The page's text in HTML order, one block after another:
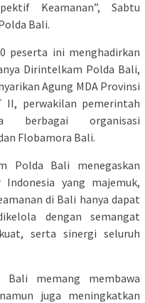
Keamanan”, Sabtu
Bali.
peserta ini menghadirkan
Dirintelkam Polda Bali,
Agung MDA Provinsi
II, perwakilan pemerintah
berbagai organisasi
Flobamora Bali.
Polda Bali menegaskan
yang majemuk,
di Bali hanya dapat
dengan semangat
serta sinergi seluruh
memang membawa
juga meningkatkan